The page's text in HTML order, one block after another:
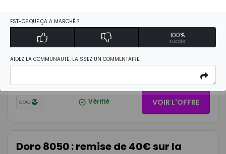
Doro 8100 + Doro Watch : 29€ de
remise sur la boutique officielle
Vérifié VOIR L'OFFRE
Doro 8050 : remise de 40€ sur la
EST-CE QUE ÇA A MARCHÉ ?
100%
succès
AIDEZ LA COMMUNAUTÉ. LAISSEZ UN COMMENTAIRE.